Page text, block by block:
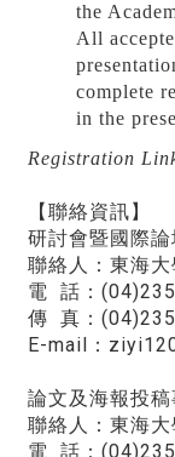
the
All
complete
in the
Registration
【聯絡資訊】
研討會暨國際論
聯絡人：東海
電 話：
傳 真：
E-mail：
論文及海報投稿
聯絡人：東海
電 話：